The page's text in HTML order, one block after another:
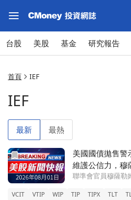
台股 美股 基金 研究報告
首頁 IEF
IEF
最新 最熱
前往美國國債拋售警示：聯準會需
美國國債拋售警
維護公信力，穆
要性
聯準會官員穆薩勒
對通脹壓力。
VCIT VTIP WIP TIP TIPX TLT